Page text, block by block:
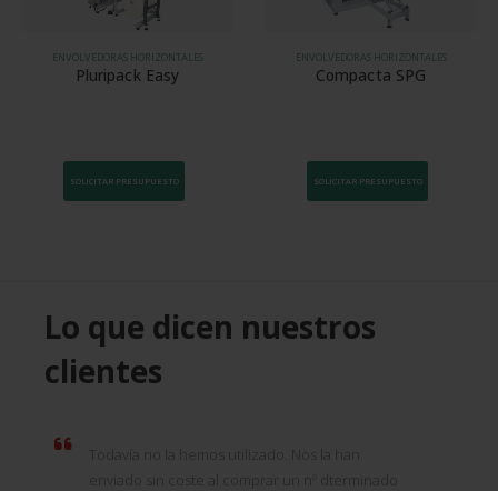
ENVOLVEDORAS HORIZONTALES
Pluripack Easy
SOLICITAR PRESUPUESTO
ENVOLVEDORAS HORIZONTALES
Compacta SPG
SOLICITAR PRESUPUESTO
Lo que dicen nuestros
clientes
Todavía no la hemos utilizado. Nos la han
enviado sin coste al comprar un nº dterminado